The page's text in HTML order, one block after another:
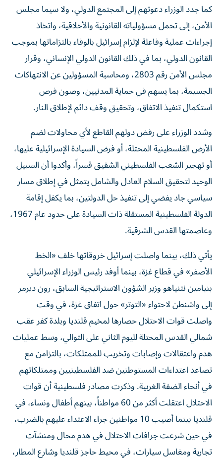
كما جدد الوزراء دعوتهم إلى المجتمع الدولي، ولا سيما مجلس
الأمن، إلى تحمل مسؤولياته القانونية والأخلاقية، واتخاذ
إجراءات عملية وفاعلة لإلزام إسرائيل بالوفاء بالتزاماتها بموجب
القانون الدولي، بما في ذلك القانون الدولي الإنساني، وقرار
مجلس الأمن رقم 2803، ومحاسبة المسؤولين عن الانتهاكات
الجسيمة، بما يسهم في حماية المدنيين، وصون فرص
استكمال تنفيذ الاتفاق، وتحقيق وقف دائم لإطلاق النار.
وشدد الوزراء على رفض دولهم القاطع لأي محاولات لضم
الأرض الفلسطينية المحتلة، أو فرض السيادة الإسرائيلية عليها،
أو تهجير الشعب الفلسطيني الشقيق قسراً، وأكدوا أن السبيل
الوحيد لتحقيق السلام العادل والشامل يتمثل في إطلاق مسار
سياسي جاد يفضي إلى تنفيذ حل الدولتين، بما يكفل إقامة
الدولة الفلسطينية المستقلة ذات السيادة على حدود عام 1967،
وعاصمتها القدس الشرقية.
يأتي ذلك، بينما واصلت إسرائيل خروقاتها خلف «الخط
الأصفر» في قطاع غزة، بينما أوفد رئيس الوزراء الإسرائيلي
بنيامين نتنياهو وزير الشؤون الاستراتيجية السابق، رون ديرمر
إلى واشنطن لاحتواء «التوتر» حول اتفاق غزة، في وقت
واصلت قوات الاحتلال حصارها لمخيم قلنديا وبلدة كفر عقب
شمالي القدس المحتلة لليوم الثاني على التوالي، وسط عمليات
هدم واعتقالات وإصابات وتخريب للممتلكات، بالتزامن مع
تصاعد اعتداءات المستوطنين ضد الفلسطينيين وممتلكاتهم
في أنحاء الضفة الغربية. وذكرت مصادر فلسطينية أن قوات
الاحتلال اعتقلت أكثر من 60 مواطناً، بينهم أطفال ونساء، في
قلنديا بينما أصيب 10 مواطنين جراء الاعتداء عليهم بالضرب،
في حين شرعت جرافات الاحتلال في هدم محال ومنشآت
تجارية ومغاسل سيارات، في محيط حاجز قلنديا وشارع المطار،